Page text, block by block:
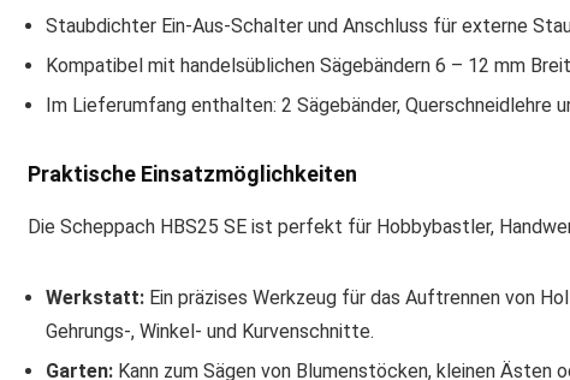
Staubdichter Ein-Aus-Schalter und Anschluss für externe
Kompatibel mit handelsüblichen Sägebändern 6 – 12 mm
Im Lieferumfang enthalten: 2 Sägebänder, Querschneidlehre
Praktische Einsatzmöglichkeiten
Die Scheppach HBS25 SE ist perfekt für Hobbybastler,
Werkstatt: Ein präzises Werkzeug für das Auftrennen von
Gehrungs-, Winkel- und Kurvenschnitte.
Garten: Kann zum Sägen von Blumenstöcken, kleinen Ästen